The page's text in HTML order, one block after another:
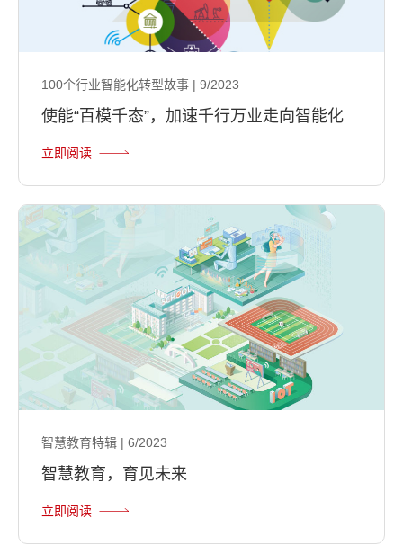
100个行业智能化转型故事 | 9/2023
使能“百模千态”，加速千行万业走向智能化
立即阅读
智慧教育特辑 | 6/2023
智慧教育，育见未来
立即阅读